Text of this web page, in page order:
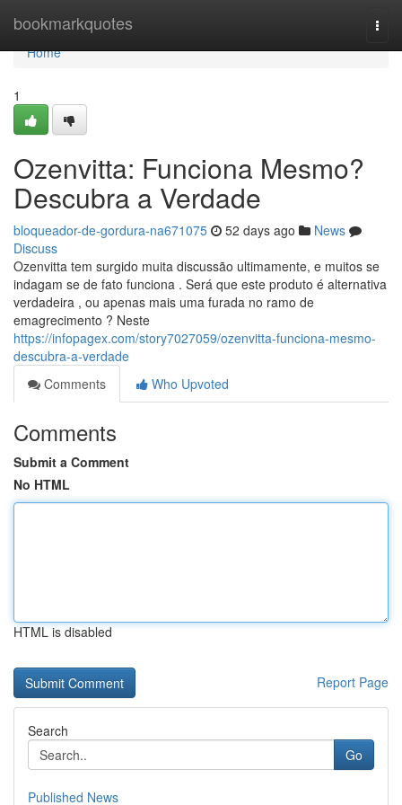
bookmarkquotes
Home
Home
1
Ozenvitta: Funciona Mesmo?
Descubra a Verdade
bloqueador-de-gordura-na671075 52 days ago
News
Discuss
Ozenvitta tem surgido muita discussão ultimamente, e muitos se
indagam se de fato funciona . Será que este produto é alternativa
verdadeira , ou apenas mais uma furada no ramo de
emagrecimento ? Neste
https://infopagex.com/story7027059/ozenvitta-funciona-mesmo-
descubra-a-verdade
Comments
Who Upvoted
Comments
Submit a Comment
No HTML
HTML is disabled
Report Page
Search
Go
Published News